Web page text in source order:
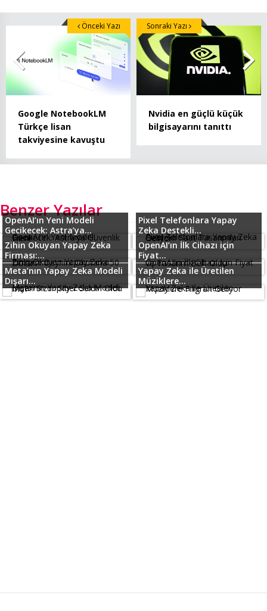
Google NotebookLM
Türkçe lisan
takviyesine kavuştu
Önceki Yazı
Nvidia en güçlü küçük
bilgisayarını tanıttı
Sonraki Yazı
Benzer Yazılar
OpenAI’ın Yeni Modeli
Gecikecek: Astra’ya...
Pixel Telefonlara Yapay
Zeka Destekli...
Zihin Okuyan Yapay Zeka
Firması:...
OpenAI’ın İlk Cihazı için
Fiyat...
Meta’nın Yapay Zeka Modeli
Dışarı...
Yapay Zeka ile Üretilen
Müziklere...